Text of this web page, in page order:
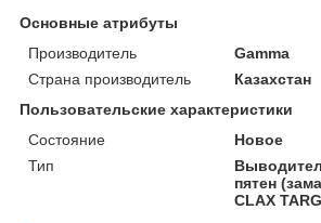
Основные атрибуты
Производитель
Gamma
Страна производитель
Казахстан
Пользовательские характеристики
Состояние
Новое
Тип
пятен
CLAX